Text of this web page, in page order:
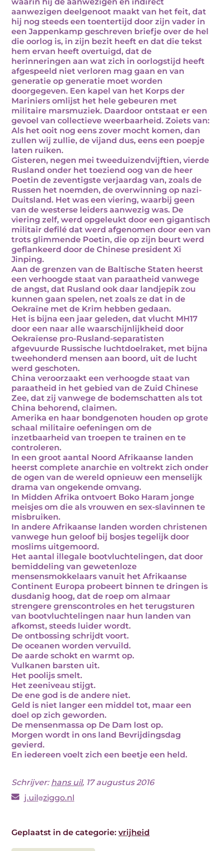
aanwezigen deelgenoot maakt van het feit, dat
hij nog steeds een toentertijd door zijn vader in
een Jappenkamp geschreven briefje over de hel
die oorlog is, in zijn bezit heeft en dat die tekst
hem ervan heeft overtuigd, dat de
herinneringen aan wat zich in oorlogstijd heeft
afgespeeld niet verloren mag gaan en van
generatie op generatie moet worden
doorgegeven. Een kapel van het Korps der
Mariniers omlijst het hele gebeuren met
militaire marsmuziek. Daardoor ontstaat er een
gevoel van collectieve weerbaarheid. Zoiets van:
Als het ooit nog eens zover mocht komen, dan
zullen wij zullie, de vijand dus, eens een poepje
laten ruiken.
Gisteren, negen mei tweeduizendvijftien, vierde
Rusland onder het toeziend oog van de heer
Poetin de zeventigste verjaardag van, zoals de
Russen het noemden, de overwinning op nazi-
Duitsland. Het was een viering, waarbij geen
van de westerse leiders aanwezig was. De
viering zelf, werd opgeleukt door een gigantisch
militair defilé dat werd afgenomen door een van
trots glimmende Poetin, die op zijn beurt werd
geflankeerd door de Chinese president Xi
Jinping.
Aan de grenzen van de Baltische Staten heerst
een verhoogde staat van paraatheid vanwege
de angst, dat Rusland ook daar landjepik zou
kunnen gaan spelen, net zoals ze dat in de
Oekraïne met de Krim hebben gedaan.
Het is bijna een jaar geleden, dat vlucht MH17
door een naar alle waarschijnlijkheid door
Oekraïense pro-Rusland-separatisten
afgevuurde Russische luchtdoelraket, met bijna
tweehonderd mensen aan boord, uit de lucht
werd geschoten.
China veroorzaakt een verhoogde staat van
paraatheid in het gebied van de Zuid Chinese
Zee, dat zij vanwege de bodemschatten als tot
China behorend, claimen.
Amerika en haar bondgenoten houden op grote
schaal militaire oefeningen om de
inzetbaarheid van troepen te trainen en te
controleren.
In een groot aantal Noord Afrikaanse landen
heerst complete anarchie en voltrekt zich onder
de ogen van de wereld opnieuw een menselijk
drama van ongekende omvang.
In Midden Afrika ontvoert Boko Haram jonge
meisjes om die als vrouwen en sex-slavinnen te
misbruiken.
In andere Afrikaanse landen worden christenen
vanwege hun geloof bij bosjes tegelijk door
moslims uitgemoord.
Het aantal illegale bootvluchtelingen, dat door
bemiddeling van gewetenloze
mensensmokkelaars vanuit het Afrikaanse
Continent Europa probeert binnen te dringen is
dusdanig hoog, dat de roep om almaar
strengere grenscontroles en het terugsturen
van bootvluchtelingen naar hun landen van
afkomst, steeds luider wordt.
De ontbossing schrijdt voort.
De oceanen worden vervuild.
De aarde schokt en warmt op.
Vulkanen barsten uit.
Het poolijs smelt.
Het zeeniveau stijgt.
De ene god is de andere niet.
Geld is niet langer een middel tot, maar een
doel op zich geworden.
De mensenmassa op De Dam lost op.
Morgen wordt in ons land Bevrijdingsdag
gevierd.
En iedereen voelt zich een beetje een held.
Schrijver: hans uil, 17 augustus 2016
j.uil ziggo.nl
Geplaatst in de categorie: vrijheid